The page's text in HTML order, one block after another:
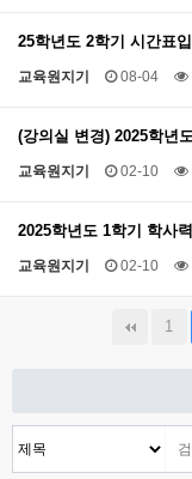
25학년도 2학기 시간표
교육원지기 08-04
(강의실 변경) 2025학년
교육원지기 02-10
2025학년도 1학기 학사
교육원지기 02-10
1